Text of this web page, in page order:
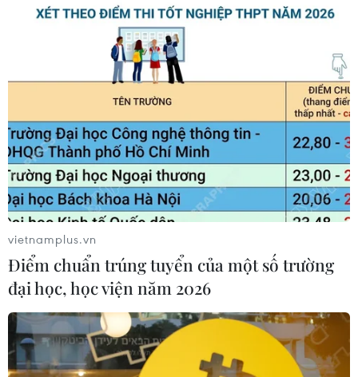
#viếng thăm
#cờ rủ #cơ quan
#tưởng nhớ
Theo dõi VietnamPlus
42614
Thế hệ trẻ chúng con luôn nhớ công ơn bác Trọng.
Trả lời
vietnamplus.vn
Điểm chuẩn trúng tuyển của một số trường
đại học, học viện năm 2026